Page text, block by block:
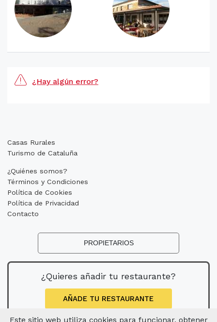
¿Hay algún error?
Casas Rurales
Turismo de Cataluña
¿Quiénes somos?
Términos y Condiciones
Política de Cookies
Política de Privacidad
Contacto
PROPIETARIOS
¿Quieres añadir tu restaurante?
AÑADE TU RESTAURANTE
Este sitio web utiliza cookies para funcionar, obtener